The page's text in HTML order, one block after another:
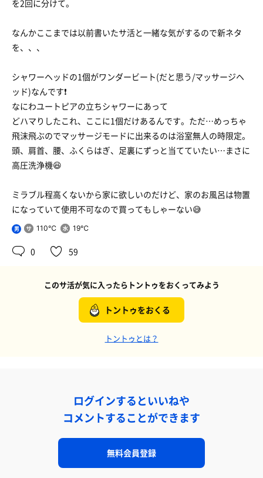
を2回に分けて。
なんかここまでは以前書いたサ活と一緒な気がするので新ネタ
を、、、
シャワーヘッドの1個がワンダービート(だと思う/マッサージヘ
ッド)なんです❗️
なにわユートピアの立ちシャワーにあって
どハマりしたこれ、ここに1個だけあるんです。ただ…めっちゃ
飛沫飛ぶのでマッサージモードに出来るのは浴室無人の時限定。
頭、肩首、腰、ふくらはぎ、足裏にずっと当てていたい…まさに
高圧洗浄機😆
ミラブル程高くないから家に欲しいのだけど、家のお風呂は物置
になっていて使用不可なので買ってもしゃーない😅
男 110℃ 19℃
0 59
このサ活が気に入ったらトントゥをおくってみよう
トントゥをおくる
トントゥとは？
ログインするといいねや
コメントすることができます
無料会員登録